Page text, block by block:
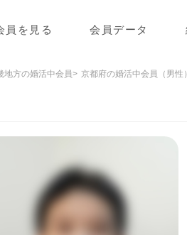
員を見る 会員データ
地方の婚活中会員 京都府の婚活中会員（男性）